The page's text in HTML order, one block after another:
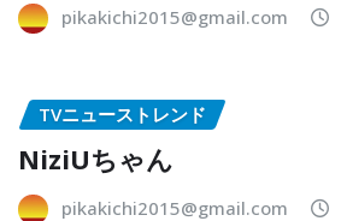
pikakichi2015@gmail.com
TVニューストレンド
NiziUちゃん
pikakichi2015@gmail.com